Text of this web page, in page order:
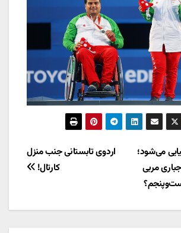
اردوی تابستانی جنب منزل
کارتال!
می‌شود؛
مربی